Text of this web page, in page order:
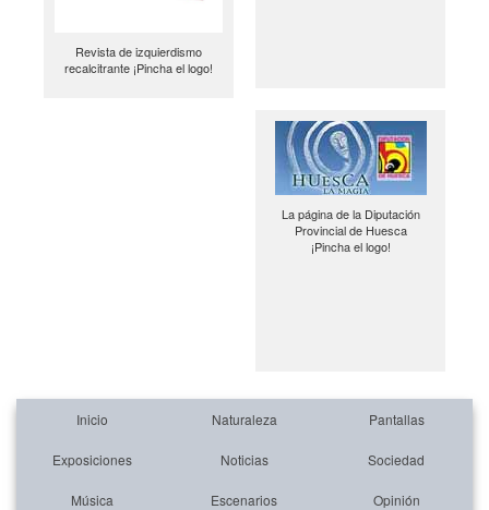
Revista de izquierdismo
recalcitrante ¡Pincha el logo!
La página de la Diputación
Provincial de Huesca
¡Pincha el logo!
Inicio Naturaleza Pantallas
Exposiciones Noticias Sociedad
Música Escenarios Opinión